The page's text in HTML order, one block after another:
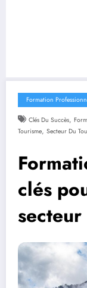
Formation
Clés Du Succès,
Tourisme, Secteur Du
clés
secteur